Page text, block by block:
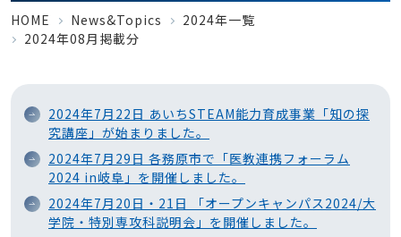
HOME News&Topics
2024年一覧
2024年08月掲載分
2024年7月22日 あいちSTEAM能力育成事業「知の探
究講座」が始まりました。
2024年7月29日 各務原市で「医教連携フォーラム
2024 in岐阜」を開催しました。
2024年7月20日・21日 「オープンキャンパス2024/大
学院・特別専攻科説明会」を開催しました。